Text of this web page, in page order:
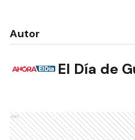
Autor
El Día de
Ads